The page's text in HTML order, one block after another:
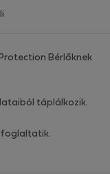
Bérlőknek
táplálkozik.
foglaltatik.